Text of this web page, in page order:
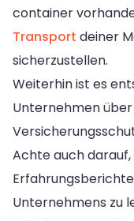
container
Transport deiner
sicherzustellen.
Weiterhin ist es
Unternehmen
Achte auch
Unternehmens zu